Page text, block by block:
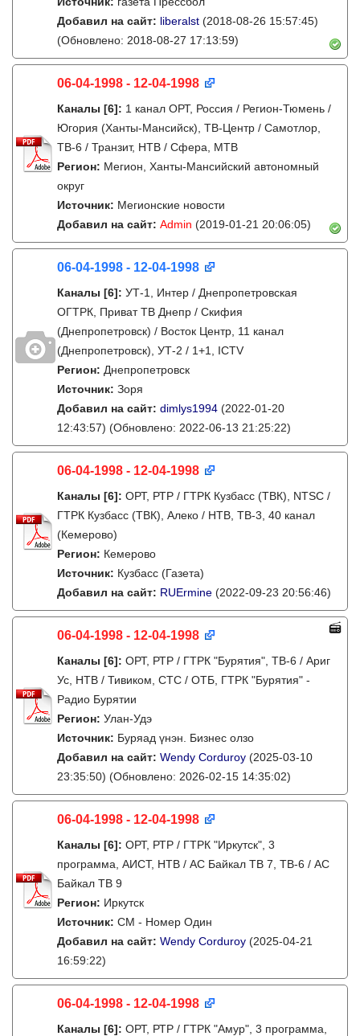
Добавил на сайт: liberalst (2018-08-26 15:57:45)
(Обновлено: 2018-08-27 17:13:59)
06-04-1998 - 12-04-1998
Каналы [6]: 1 канал ОРТ, Россия / Регион-Тюмень /
Югория (Ханты-Мансийск), ТВ-Центр / Самотлор,
ТВ-6 / Транзит, НТВ / Сфера, МТВ
Регион: Мегион, Ханты-Мансийский автономный
округ
Источник: Мегионские новости
Добавил на сайт: Admin (2019-01-21 20:06:05)
06-04-1998 - 12-04-1998
Каналы [6]: УТ-1, Интер / Днепропетровская
ОГТРК, Приват ТВ Днепр / Скифия
(Днепропетровск) / Восток Центр, 11 канал
(Днепропетровск), УТ-2 / 1+1, ICTV
Регион: Днепропетровск
Источник: Зоря
Добавил на сайт: dimlys1994 (2022-01-20
12:43:57) (Обновлено: 2022-06-13 21:25:22)
06-04-1998 - 12-04-1998
Каналы [6]: ОРТ, РТР / ГТРК Кузбасс (ТВК), NTSC /
ГТРК Кузбасс (ТВК), Алеко / НТВ, ТВ-3, 40 канал
(Кемерово)
Регион: Кемерово
Источник: Кузбасс (Газета)
Добавил на сайт: RUErmine (2022-09-23 20:56:46)
06-04-1998 - 12-04-1998
Каналы [6]: ОРТ, РТР / ГТРК "Бурятия", ТВ-6 / Ариг
Ус, НТВ / Тивиком, СТС / ОТБ, ГТРК "Бурятия" -
Радио Бурятии
Регион: Улан-Удэ
Источник: Буряад үнэн. Бизнес олзо
Добавил на сайт: Wendy Corduroy (2025-03-10
23:35:50) (Обновлено: 2026-02-15 14:35:02)
06-04-1998 - 12-04-1998
Каналы [6]: ОРТ, РТР / ГТРК "Иркутск", 3
программа, АИСТ, НТВ / АС Байкал ТВ 7, ТВ-6 / АС
Байкал ТВ 9
Регион: Иркутск
Источник: СМ - Номер Один
Добавил на сайт: Wendy Corduroy (2025-04-21
16:59:22)
06-04-1998 - 12-04-1998
Каналы [6]: ОРТ, РТР / ГТРК "Амур", 3 программа,